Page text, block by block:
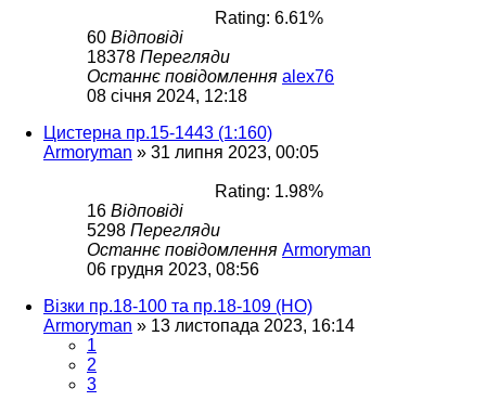
Rating: 6.61%
60 Відповіді
18378 Перегляди
Останнє повідомлення alex76
08 січня 2024, 12:18
Цистерна пр.15-1443 (1:160)
Armoryman » 31 липня 2023, 00:05
Rating: 1.98%
16 Відповіді
5298 Перегляди
Останнє повідомлення Armoryman
06 грудня 2023, 08:56
Візки пр.18-100 та пр.18-109 (НО)
Armoryman » 13 листопада 2023, 16:14
1
2
3